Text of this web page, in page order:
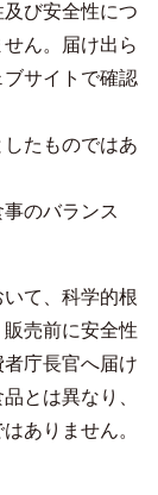
び安全性につ
ん。届け出ら
サイトで確認
たものではあ
のバランス
いて、科学的根
売前に安全性
庁長官へ届け
とは異なり、
ありません。